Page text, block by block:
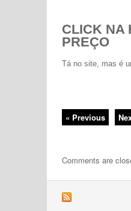
CLICK NA
PREÇO
Tá no site, mas é
« Previous
Comments are